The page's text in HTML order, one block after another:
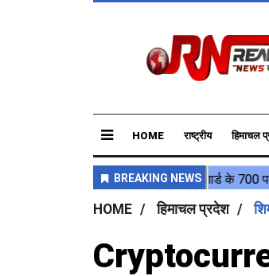
HOME राष्ट्रीय हिमाचल
HOME हिमाचल प्रदेश